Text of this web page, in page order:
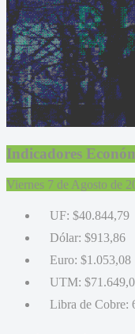
Indicadores
Viernes 7 de Agosto de
UF: $40.844,79
Dólar: $913,86
Euro: $1.053,08
UTM:
Libra de Cobre: